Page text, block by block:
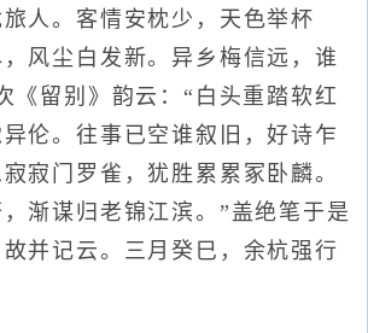
人。客情安枕少，天色举杯
风尘白发新。异乡梅信远，谁
《留别》韵云：“白头重踏软红
伦。往事已空谁叙旧，好诗乍
寂门罗雀，犹胜累累冢卧麟。
渐谋归老锦江滨。”盖绝笔于是
并记云。三月癸巳，余杭强行